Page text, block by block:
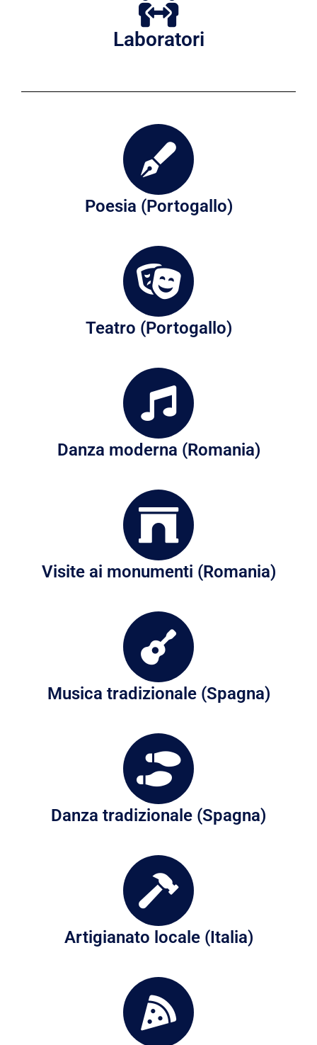
Laboratori
Poesia (Portogallo)
Teatro (Portogallo)
Danza moderna (Romania)
Visite ai monumenti (Romania)
Musica tradizionale (Spagna)
Danza tradizionale (Spagna)
Artigianato locale (Italia)